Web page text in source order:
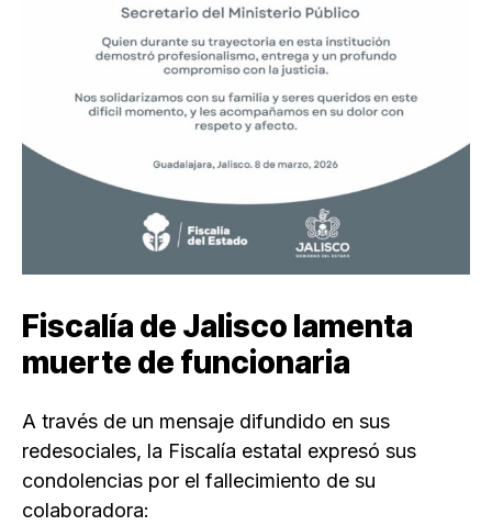
Fiscalía de Jalisco lamenta
muerte de funcionaria
A través de un mensaje difundido en sus
redesociales, la Fiscalía estatal expresó sus
condolencias por el fallecimiento de su
colaboradora: